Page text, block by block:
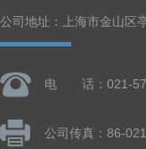
公司地址：上海市金山区
电 话：021-
公司传真：86-